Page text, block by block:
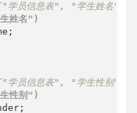
员信息表", "学生姓名"})
姓名")
员信息表", "学生性别"})
性别")